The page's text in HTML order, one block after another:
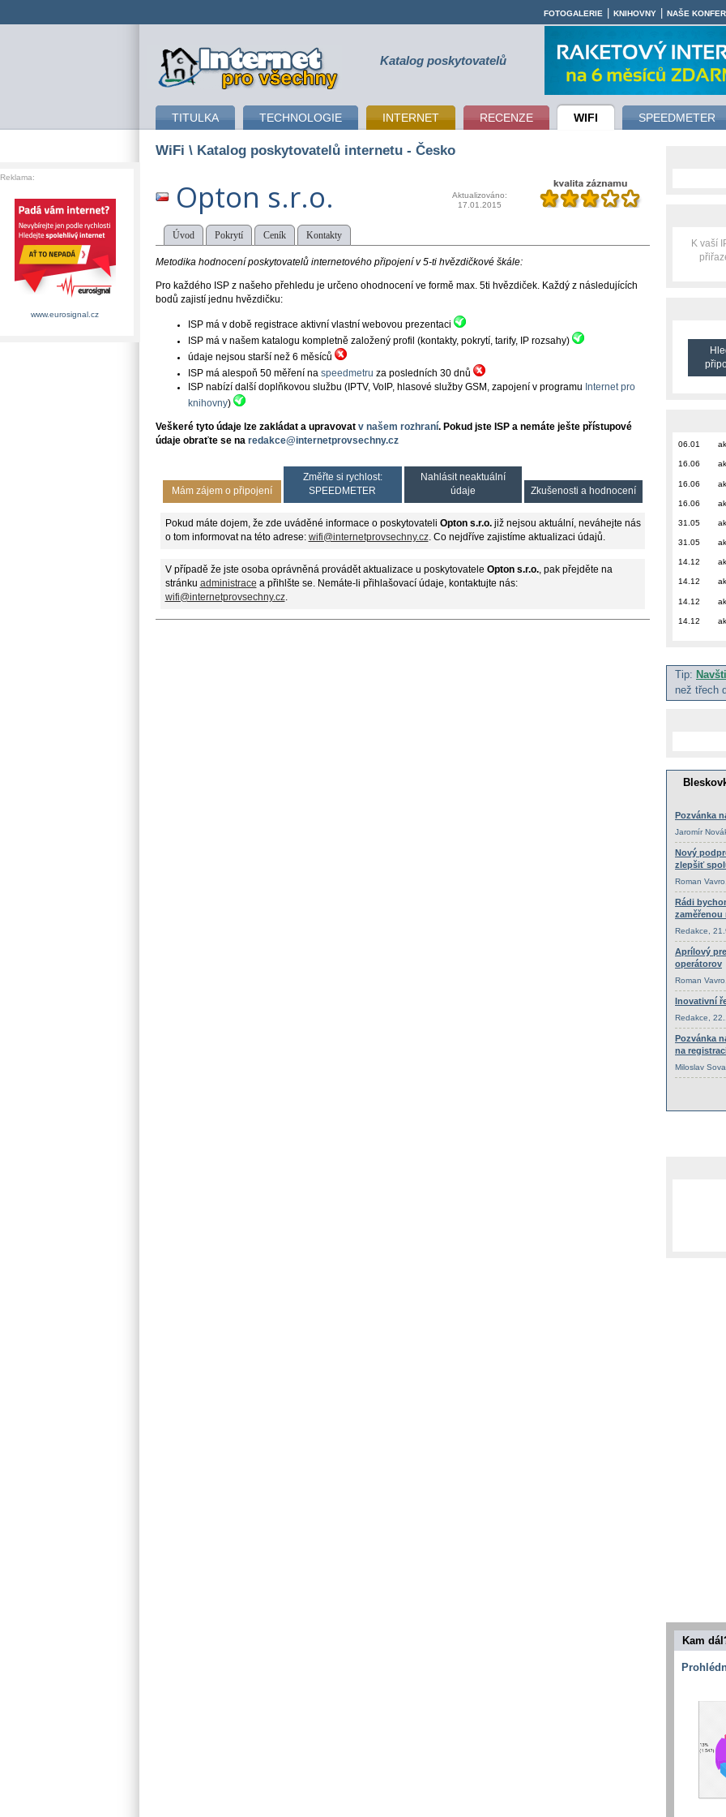
připojení k internetu Katalog poskytovatelů
TITULKA TECHNOLOGIE INTERNET RECENZE WIFI SPEEDMETER
FOTOGALERIE KNIHOVNY NAŠE
WiFi \ Katalog poskytovatelů internetu - Česko
Opton s.r.o.
Aktualizováno:
17.01.2015
Úvod Pokrytí Ceník Kontakty
Metodika hodnocení poskytovatelů internetového připojení v 5-ti hvězdičkové škále:
Pro každého ISP z našeho přehledu je určeno ohodnocení ve formě max. 5ti hvězdiček. Každý z následujících
bodů zajistí jednu hvězdičku:
ISP má v době registrace aktivní vlastní webovou prezentaci
ISP má v našem katalogu kompletně založený profil (kontakty, pokrytí, tarify, IP rozsahy)
údaje nejsou starší než 6 měsíců
ISP má alespoň 50 měření na speedmetru za posledních 30 dnů
ISP nabízí další doplňkovou službu (IPTV, VoIP, hlasové služby GSM, zapojení v programu Internet pro
knihovny)
Veškeré tyto údaje lze zakládat a upravovat v našem rozhraní. Pokud jste ISP a nemáte ješte přístupové
údaje obraťte se na redakce@internetprovsechny.cz
Mám zájem o připojení
Změřte si rychlost:
SPEEDMETER
Nahlásit neaktuální
údaje
Zkušenosti a hodnocení
Pokud máte dojem, že zde uváděné informace o poskytovateli Opton s.r.o.již nejsou aktuální, neváhejte nás
o tom informovat na této adrese: wifi@internetprovsechny.cz. Co nejdříve zajistíme aktualizaci údajů.
V případě že jste osoba oprávněná provádět aktualizace u poskytovatele Opton s.r.o., pak přejděte na
stránku administrace a přihlšte se. Nemáte-li přihlašovací údaje, kontaktujte nás:
wifi@internetprovsechny.cz.
K vaší
06.01
16.06
16.06
16.06
31.05
31.05
14.12
14.12
14.12
14.12
Tip:
než třech
Kam
Reklama:
www.eurosignal.cz